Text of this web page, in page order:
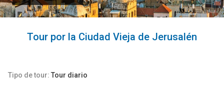
Tour por la Ciudad Vieja de Jerusalén
Tipo de tour: Tour diario